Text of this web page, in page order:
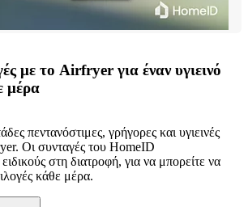
με το Airfryer για έναν υγιεινό
μέρα
πεντανόστιμες, γρήγορες και υγιεινές
Οι συνταγές του HomeID
στη διατροφή, για να μπορείτε να
κάθε μέρα.